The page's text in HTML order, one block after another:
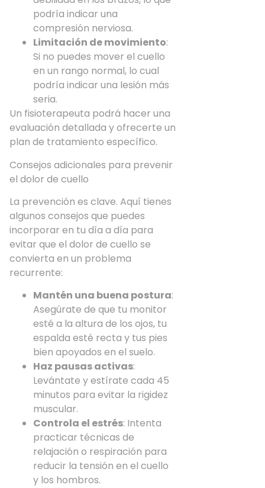
podría indicar una
compresión nerviosa.
Limitación de movimiento:
Si no puedes mover el cuello
en un rango normal, lo cual
podría indicar una lesión más
seria.
Un fisioterapeuta podrá hacer una
evaluación detallada y ofrecerte un
plan de tratamiento específico.
Consejos adicionales para prevenir
el dolor de cuello
La prevención es clave. Aquí tienes
algunos consejos que puedes
incorporar en tu día a día para
evitar que el dolor de cuello se
convierta en un problema
recurrente:
Mantén una buena postura:
Asegúrate de que tu monitor
esté a la altura de los ojos, tu
espalda esté recta y tus pies
bien apoyados en el suelo.
Haz pausas activas:
Levántate y estírate cada 45
minutos para evitar la rigidez
muscular.
Controla el estrés: Intenta
practicar técnicas de
relajación o respiración para
reducir la tensión en el cuello
y los hombros.